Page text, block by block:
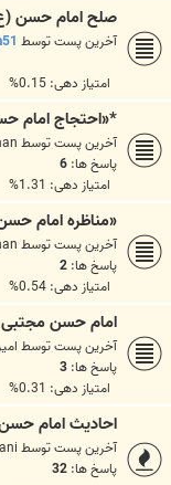
صلح امام حسن
آخرین پست توسط
امتیاز دهی: 0.15%
*«احتجاج امام
آخرین پست توسط
پاسخ ها: 6
امتیاز دهی: 1.31%
«مناظره امام
آخرین پست توسط
پاسخ ها: 2
امتیاز دهی: 0.54%
امام حسن مجتبی
آخرین پست توسط
پاسخ ها: 3
امتیاز دهی: 0.31%
احاديث امام
آخرین پست توسط
پاسخ ها: 32